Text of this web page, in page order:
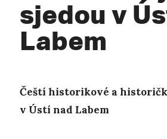
sjedou v
Labem
Čeští historikové a
v Ústí nad Labem